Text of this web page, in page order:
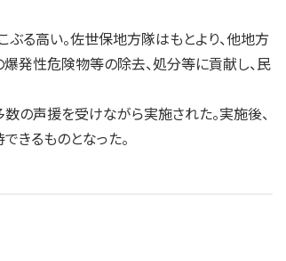
る高い。佐世保地方隊はもとより、他地方
発性危険物等の除去、処分等に貢献し、民
の声援を受けながら実施された。実施後、
きるものとなった。